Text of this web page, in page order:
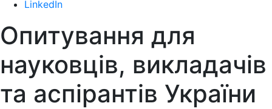
LinkedIn
Опитування для
науковців, викладачів
та аспірантів України